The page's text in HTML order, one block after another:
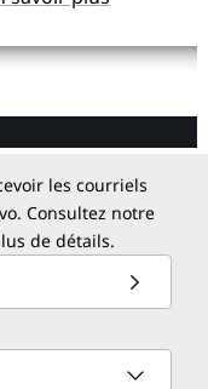
les courriels
Consultez notre
de détails.